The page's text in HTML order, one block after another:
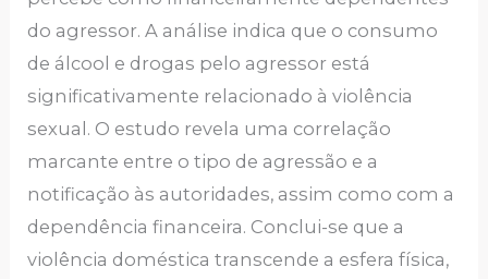
do agressor. A análise indica que o consumo
de álcool e drogas pelo agressor está
significativamente relacionado à violência
sexual. O estudo revela uma correlação
marcante entre o tipo de agressão e a
notificação às autoridades, assim como com a
dependência financeira. Conclui-se que a
violência doméstica transcende a esfera física,